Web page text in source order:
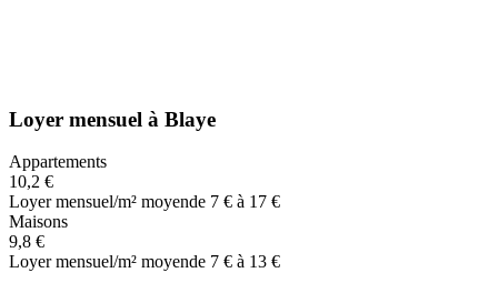
Loyer mensuel à Blaye
Appartements
10,2 €
Loyer mensuel/m² moyende 7 € à 17 €
Maisons
9,8 €
Loyer mensuel/m² moyende 7 € à 13 €